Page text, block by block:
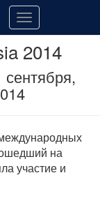
Переключить
2014
сентября,
на
участие и